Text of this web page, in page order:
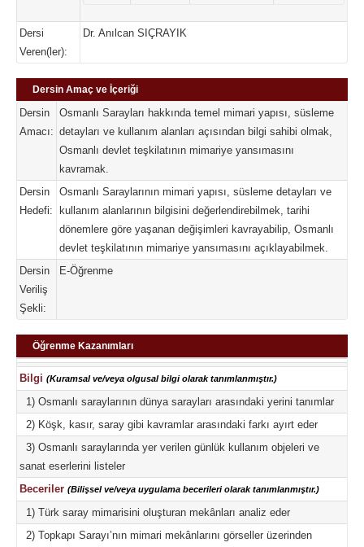
Dersi
Veren(ler):
Dr. Anılcan SIÇRAYIK
Dersin Amaç ve İçeriği
Dersin
Amacı:
Osmanlı Sarayları hakkında temel mimari yapısı, süsleme
detayları ve kullanım alanları açısından bilgi sahibi olmak,
Osmanlı devlet teşkilatının mimariye yansımasını
kavramak.
Dersin
Hedefi:
Osmanlı Saraylarının mimari yapısı, süsleme detayları ve
kullanım alanlarının bilgisini değerlendirebilmek, tarihi
dönemlere göre yaşanan değişimleri kavrayabilip, Osmanlı
devlet teşkilatının mimariye yansımasını açıklayabilmek.
Dersin
Veriliş
Şekli:
E-Öğrenme
Öğrenme Kazanımları
Bilgi (Kuramsal ve/veya olgusal bilgi olarak tanımlanmıştır.)
1) Osmanlı saraylarının dünya sarayları arasındaki yerini tanımlar
2) Köşk, kasır, saray gibi kavramlar arasındaki farkı ayırt eder
3) Osmanlı saraylarında yer verilen günlük kullanım objeleri ve
sanat eserlerini listeler
Beceriler (Bilişsel ve/veya uygulama becerileri olarak tanımlanmıştır.)
1) Türk saray mimarisini oluşturan mekânları analiz eder
2) Topkapı Sarayı’nın mimari mekânlarını görseller üzerinden